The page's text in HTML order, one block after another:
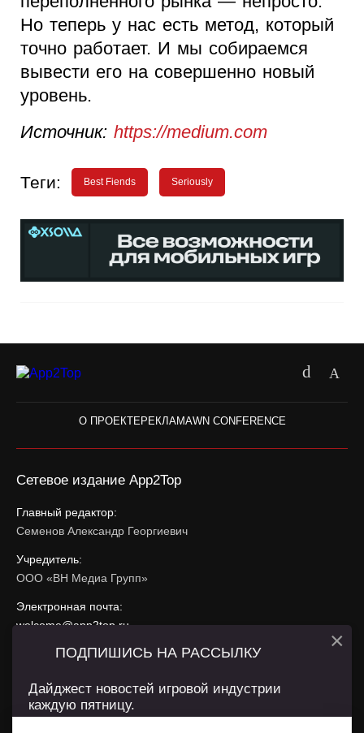
Но теперь у нас есть метод, который
точно работает. И мы собираемся
вывести его на совершенно новый
уровень.
Источник: https://medium.com
Теги: Best Fiends Seriously
О ПРОЕКТЕРЕКЛАМАWN CONFERENCE
Сетевое издание App2Top
Главный редактор:
Семенов Александр Георгиевич
Учредитель:
ООО «ВН Медиа Групп»
Электронная почта:
welcome@app2top.ru
При использовании материалов активная ссылка на
Сайт использует IP адреса, cookie, данные геолокации
ПОДПИШИСЬ НА РАССЫЛКУ
Дайджест новостей игровой индустрии
каждую пятницу.
×